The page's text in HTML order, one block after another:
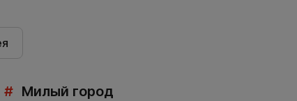
# Милый город